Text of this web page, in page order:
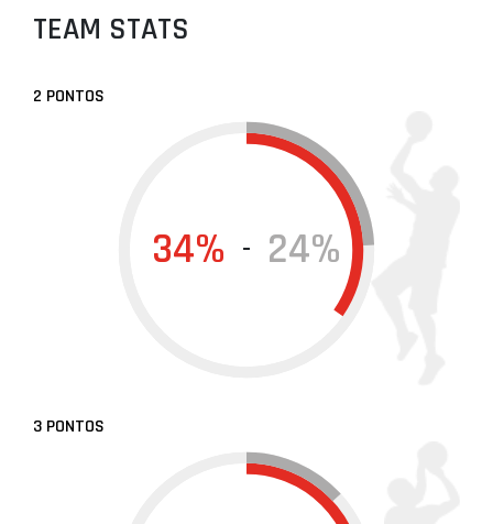
TEAM STATS
2 PONTOS
34% - 24%
3 PONTOS